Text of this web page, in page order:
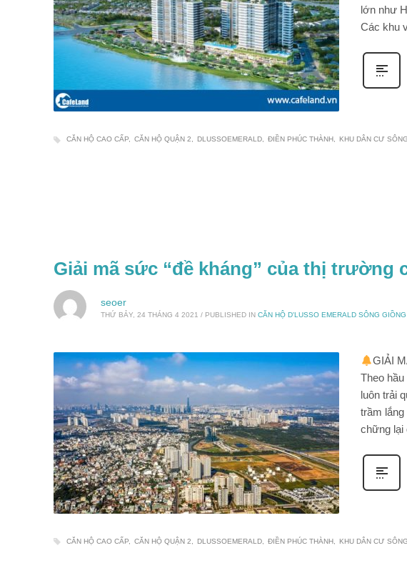
lớn như
Các khu
CĂN HỘ CAO CẤP CĂN HỘ QUẬN 2 DLUSSOEMERALD ĐIỀN PHÚC THÀNH KHU DÂN CƯ
Giải mã sức “đề kháng” của thị trường
seoer
THỨ BẢY, 24 THÁNG 4 2021 / PUBLISHED IN CĂN HỘ D'LUSSO EMERALD SÔNG GIỒNG
GIẢI
Theo
luôn trải
trầm
chững lại
CĂN HỘ CAO CẤP CĂN HỘ QUẬN 2 DLUSSOEMERALD ĐIỀN PHÚC THÀNH KHU DÂN CƯ